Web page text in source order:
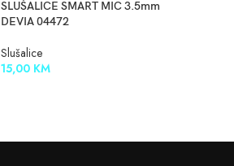
SLUŠALICE SMART MIC 3.5mm
DEVIA 04472
Slušalice
15,00 KM